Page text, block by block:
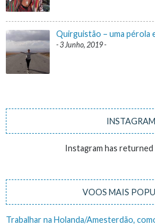
Quirguistão – uma pérola
3 Junho, 2019
INSTAGRAM
Instagram has returned
VOOS MAIS
Trabalhar na Holanda/Amesterdão,